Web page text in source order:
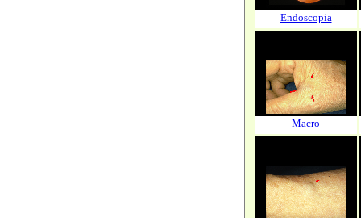
Endoscopia
Macro